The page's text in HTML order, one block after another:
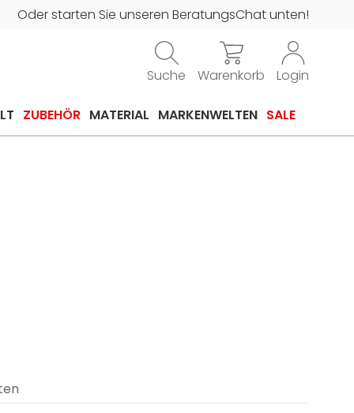
Oder starten Sie unseren BeratungsChat unten!
Suche Warenkorb Login
ZUBEHÖR MATERIAL MARKENWELTEN SALE